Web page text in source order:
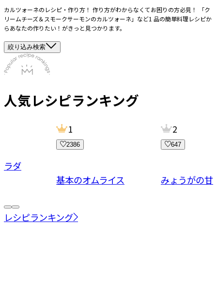
カルツォーネのレシピ・作り方！ 作り方がわからなくてお困りの方必見！ 「ク
リームチーズ＆スモークサーモンのカルツォーネ」など1 品の簡単料理レシピか
らあなたの作りたい！がきっと見つかります。
絞り込み検索
人気レシピランキング
ラダ
1
2386
基本のオムライス
2
647
みょうがの甘
レシピランキング